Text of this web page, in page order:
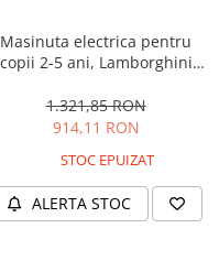
Masinuta electrica pentru
copii 2-5 ani, Lamborghini
12V, galbena
1.321,85 RON
914,11 RON
STOC EPUIZAT
ALERTA STOC